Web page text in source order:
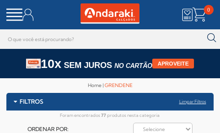
0
10x SEM JUROS NO CARTÃO APROVEITE
Home GRENDENE
FILTROS Limpar Filtros
Foram encontrados77produtos nesta categoria
ORDENAR POR: